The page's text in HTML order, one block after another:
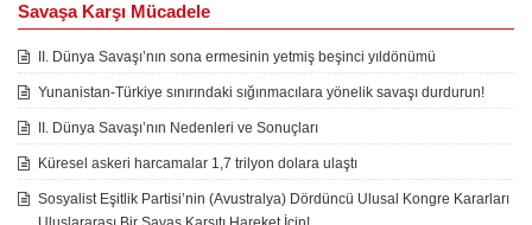
Savaşa Karşı Mücadele
II. Dünya Savaşı’nın sona ermesinin yetmiş beşinci yıldönümü
Yunanistan-Türkiye sınırındaki sığınmacılara yönelik savaşı durdurun!
II. Dünya Savaşı’nın Nedenleri ve Sonuçları
Küresel askeri harcamalar 1,7 trilyon dolara ulaştı
Sosyalist Eşitlik Partisi’nin (Avustralya) Dördüncü Ulusal Kongre Kararları